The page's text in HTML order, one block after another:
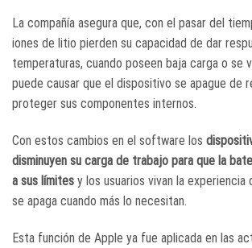
La compañía asegura que, con el pasar del
iones de litio pierden su capacidad de dar
temperaturas, cuando poseen baja carga o se
puede causar que el dispositivo se apague de
proteger sus componentes internos.
Con estos cambios en el software los
disminuyen su carga de trabajo para que la
a sus límites y los usuarios vivan la
se apaga cuando más lo necesitan.
Esta función de Apple ya fue aplicada en las